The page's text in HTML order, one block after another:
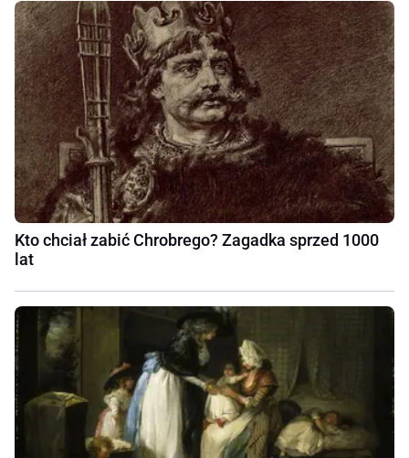
Kto chciał zabić Chrobrego? Zagadka sprzed 1000
lat